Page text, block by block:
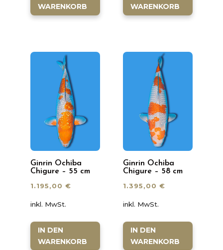
WARENKORB
WARENKORB
Ginrin Ochiba
Chigure – 55 cm
1.195,00 €
inkl. MwSt.
IN DEN
WARENKORB
Ginrin Ochiba
Chigure – 58 cm
1.395,00€
inkl. MwSt.
IN DEN
WARENKORB